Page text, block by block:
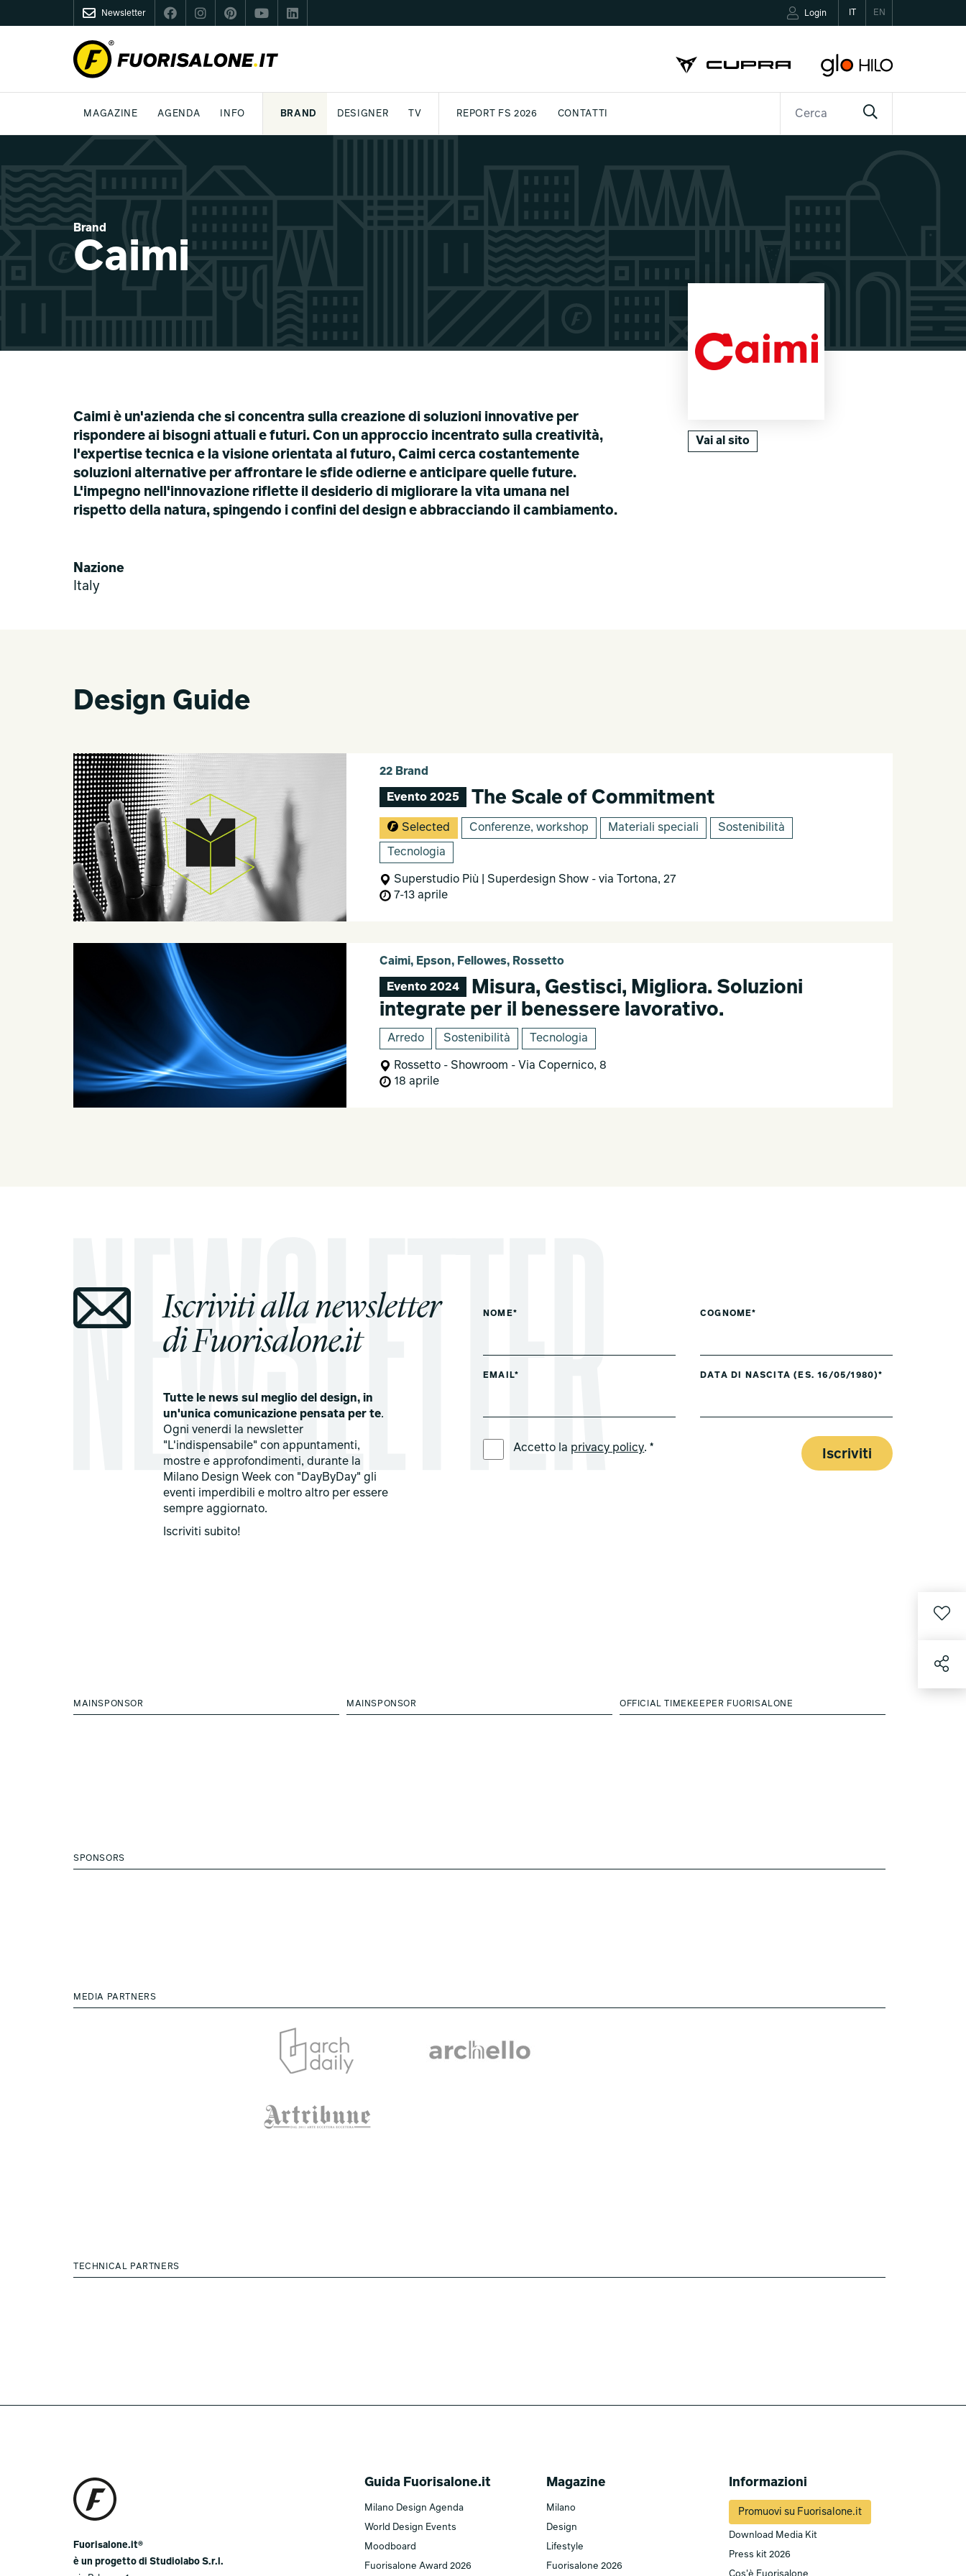
Newsletter EN
Login
MAGAZINE
DESIGN
AGENDA
MILANO DESIGN AGENDA
INFO
COS'È FUORISALONE
BRAND DESIGNER TV REPORT FS 2026 CONTATTI
Brand
Caimi
Caimi è un'azienda che si concentra sulla creazione di soluzioni innovative per
rispondere ai bisogni attuali e futuri. Con un approccio incentrato sulla creatività,
l'expertise tecnica e la visione orientata al futuro, Caimi cerca costantemente
soluzioni alternative per affrontare le sfide odierne e anticipare quelle future.
L'impegno nell'innovazione riflette il desiderio di migliorare la vita umana nel
rispetto della natura, spingendo i confini del design e abbracciando il cambiamento.
Nazione
Italy
Vai al sito
Design Guide
22 Brand
Evento 2025 The Scale of Commitment
Selected Conferenze, workshop Materiali speciali Sostenibilità
Tecnologia
Superstudio Più | Superdesign Show - via Tortona, 27
7-13 aprile
Caimi, Epson, Fellowes, Rossetto
Evento 2024
Misura, Gestisci, Migliora. Soluzioni
integrate per il benessere lavorativo.
Arredo Sostenibilità Tecnologia
Rossetto - Showroom - Via Copernico, 8
18 aprile
Iscriviti alla newsletter
di Fuorisalone.it
Tutte le news sul meglio del design, in
un'unica comunicazione pensata per te.
Ogni venerdi la newsletter
"L'indispensabile" con appuntamenti,
mostre e approfondimenti, durante la
Milano Design Week con "DayByDay" gli
eventi imperdibili e moltro altro per essere
sempre aggiornato.
Iscriviti subito!
NOME* COGNOME*
EMAIL* DATA DI NASCITA (ES. 16/05/1980)*
Accetto la privacy policy. * Iscriviti
MAINSPONSOR MAINSPONSOR OFFICIAL TIMEKEEPER FUORISALONE
SPONSORS
MEDIA PARTNERS
TECHNICAL PARTNERS
Fuorisalone.it®
è un progetto di Studiolabo S.r.l.
Guida Fuorisalone.it
Milano Design Agenda
World Design Events
Moodboard
Fuorisalone Award 2026
Magazine
Milano
Design
Lifestyle
Fuorisalone 2026
Informazioni
Promuovi su Fuorisalone.it
Download Media Kit
Press kit 2026